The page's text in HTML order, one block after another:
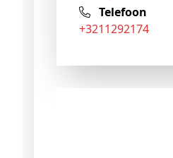
Telefoon
+3211292174